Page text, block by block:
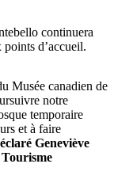
continuera
points d’accueil.
Musée canadien de
notre
temporaire
et à faire
Geneviève